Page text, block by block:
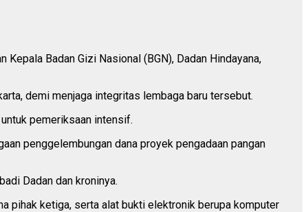
Badan Gizi Nasional (BGN), Dadan Hindayana,
demi menjaga integritas lembaga baru tersebut.
pemeriksaan intensif.
penggelembungan dana proyek pengadaan pangan
Dadan dan kroninya.
pihak ketiga, serta alat bukti elektronik berupa komputer